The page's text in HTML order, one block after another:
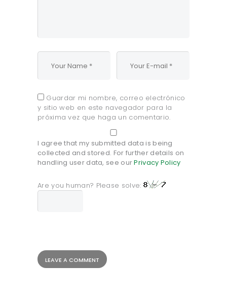
Guardar mi nombre, correo electrónico
y sitio web en este navegador para la
próxima vez que haga un comentario.
I agree that my submitted data is being
collected and stored. For further details on
handling user data, see ourPrivacy Policy
Are you human? Please solve: